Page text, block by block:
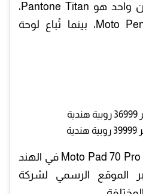
ووزن 589 جرامًا، مع لون واحد هو Pantone Titan،
ويُرفق معه قلم Moto Pen Pro، بينما تُباع لوحة
ومن المقرر أن يبدأ طرح Moto Pad 70 Pro في الهند
يوليو عبر الموقع الرسمي لشركة